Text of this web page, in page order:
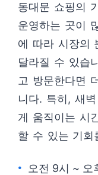
동대문 쇼핑의
운영하는 곳이
에 따라 시장의
달라질 수 있습
고 방문한다면
니다. 특히, 새
게 움직이는 시
할 수 있는 기회
오전 9시 ~ 오